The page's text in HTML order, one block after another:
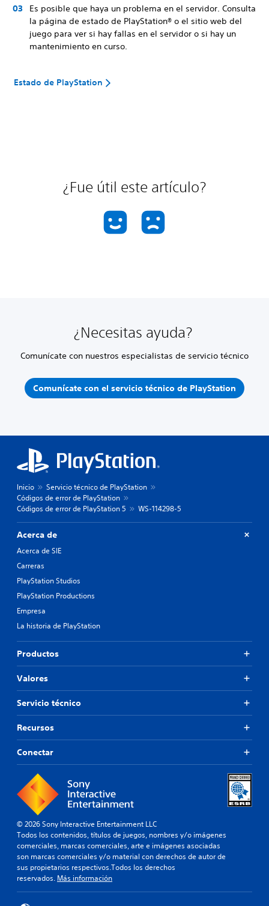
Es posible que haya un problema en el servidor. Consulta
la página de estado de PlayStation® o el sitio web del
juego para ver si hay fallas en el servidor o si hay un
mantenimiento en curso.
Estado de PlayStation
¿Fue útil este artículo?
¿Necesitas ayuda?
Comunícate con nuestros especialistas de servicio técnico
Comunícate con el servicio técnico de PlayStation
Inicio
Servicio técnico de PlayStation
Códigos de error de PlayStation
Códigos de error de PlayStation 5
WS-114298-5
Acerca de
Acerca de SIE
Carreras
PlayStation Studios
PlayStation Productions
Empresa
La historia de PlayStation
Productos
Valores
Servicio técnico
Recursos
Conectar
© 2026 Sony Interactive Entertainment LLC
Todos los contenidos, títulos de juegos, nombres y/o imágenes
comerciales, marcas comerciales, arte e imágenes asociadas
son marcas comerciales y/o material con derechos de autor de
sus propietarios respectivos.Todos los derechos
reservados. Más información